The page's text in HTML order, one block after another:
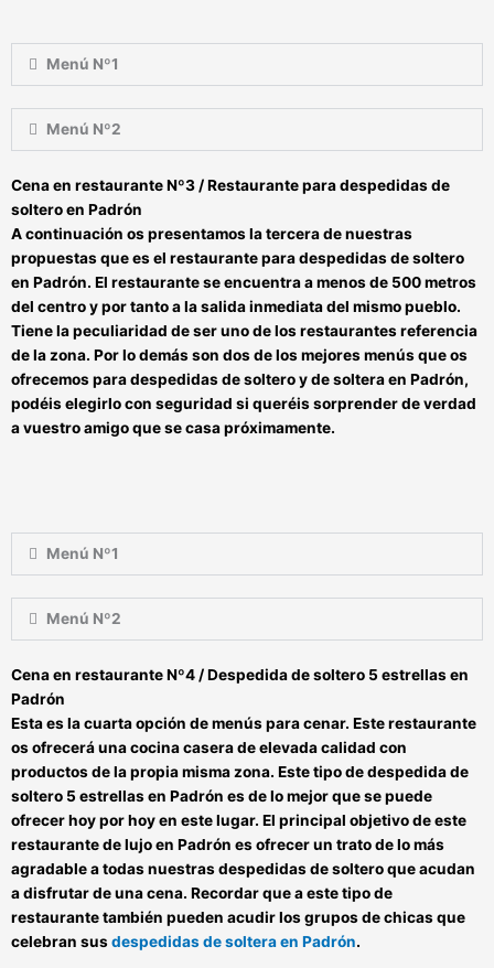
Menú Nº1
Menú Nº2
Cena en restaurante Nº3 / Restaurante para despedidas de
soltero en Padrón
A continuación os presentamos la tercera de nuestras
propuestas que es el restaurante para despedidas de soltero
en Padrón. El restaurante se encuentra a menos de 500 metros
del centro y por tanto a la salida inmediata del mismo pueblo.
Tiene la peculiaridad de ser uno de los restaurantes referencia
de la zona. Por lo demás son dos de los mejores menús que os
ofrecemos para despedidas de soltero y de soltera en Padrón,
podéis elegirlo con seguridad si queréissorprender de verdad
a vuestro amigo que se casa próximamente.
Menú Nº1
Menú Nº2
Cena en restaurante Nº4 / Despedida de soltero 5 estrellas en
Padrón
Esta es la cuarta opción de menús para cenar. Este restaurante
os ofrecerá una cocina casera de elevada calidad con
productos de la propia misma zona. Este tipo dedespedida de
soltero 5 estrellas en Padrón es de lo mejor que se puede
ofrecer hoy por hoy en este lugar. El principal objetivo de este
restaurante de lujo en Padrón es ofrecer un trato de lo más
agradable a todas nuestras despedidas de soltero que acudan
a disfrutar de una cena. Recordar que a este tipo de
restaurante también pueden acudir los grupos de chicas que
celebran susdespedidas de soltera en Padrón.